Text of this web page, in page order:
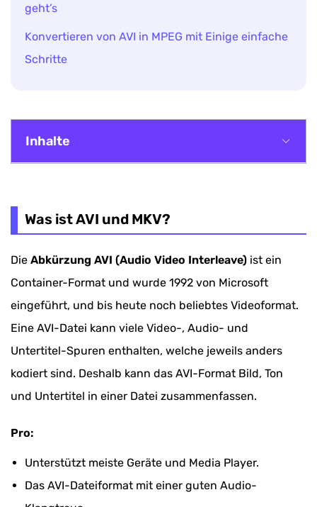
geht’s
Konvertieren von AVI in MPEG mit Einige einfache
Schritte
Inhalte
Methode 1. AVI in MKV umwandeln - VideoSolo
Video Converter
Methode 2. AVI to MKV konvertieren mit
HanBrake
Was ist AVI und MKV?
Die Abkürzung AVI (Audio Video Interleave) ist ein
Container-Format und wurde 1992 von Microsoft
eingeführt, und bis heute noch beliebtes Videoformat.
Eine AVI-Datei kann viele Video-, Audio- und
Untertitel-Spuren enthalten, welche jeweils anders
kodiert sind. Deshalb kann das AVI-Format Bild, Ton
und Untertitel in einer Datei zusammenfassen.
Pro:
Unterstützt meiste Geräte und Media Player.
Das AVI-Dateiformat mit einer guten Audio-